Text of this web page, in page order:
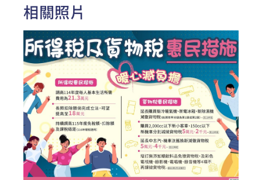
相關照片